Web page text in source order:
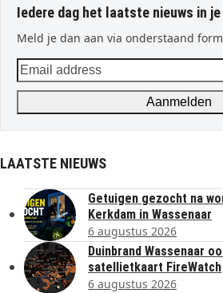
Iedere dag het laatste nieuws in je
Meld je dan aan via onderstaand
Email
address
Aanmelden
LAATSTE NIEUWS
Getuigen gezocht na
Kerkdam in Wassenaar
6 augustus 2026
Duinbrand Wassenaar
satellietkaart FireWatch
6 augustus 2026